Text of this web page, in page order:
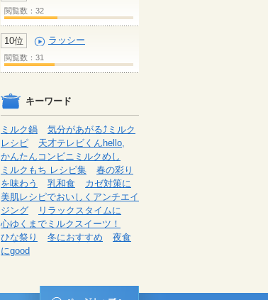
閲覧数：32
10位 ラッシー
閲覧数：31
キーワード
ミルク鍋
気分があがる⤴ミルク
レシピ
天才テレビくんhello,
かんたんコンビニミルクめし
ミルクもち レシピ集
春の彩り
を味わう
乳和食
カゼ対策に
美肌レシピでおいしくアンチエイ
ジング
リラックスタイムに
心ゆくまでミルクスイーツ！
ひな祭り
冬におすすめ
夜食
にgood